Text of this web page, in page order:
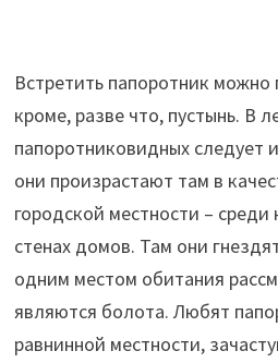
Встретить папоротник можно
кроме, разве что, пустынь. В
папоротниковидных следует
они произрастают там в
городской местности – среди
стенах домов. Там они
одним местом обитания
являются болота. Любят
равнинной местности,